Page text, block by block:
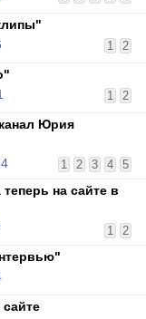
1 2
1 2
Юрия
1 2 3 4 5
на сайте в
1 2